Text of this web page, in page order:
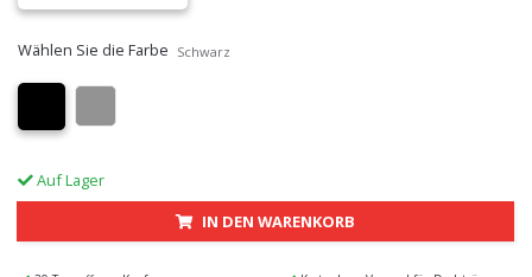
Wählen Sie die Farbe Schwarz
Auf Lager
IN DEN WARENKORB